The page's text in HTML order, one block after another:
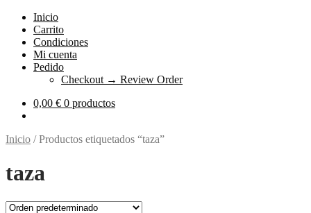
Inicio
Carrito
Condiciones
Mi cuenta
Pedido
Checkout → Review Order
0,00 € 0 productos
Inicio /Productos etiquetados “taza”
taza